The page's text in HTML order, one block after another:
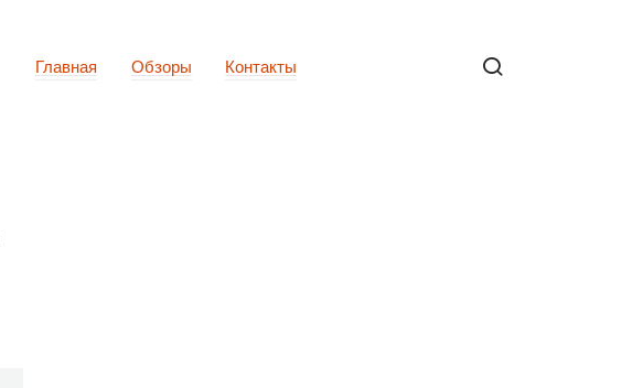
Главная Обзоры Контакты